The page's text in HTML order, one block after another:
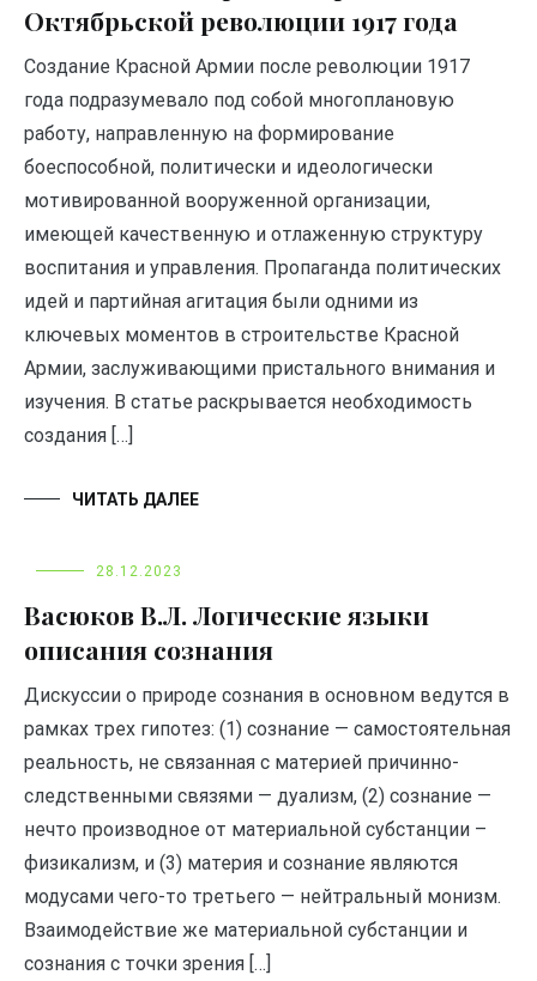
Октябрьской революции 1917 года
Создание Красной Армии после революции 1917
года подразумевало под собой многоплановую
работу, направленную на формирование
боеспособной, политически и идеологически
мотивированной вооруженной организации,
имеющей качественную и отлаженную структуру
воспитания и управления. Пропаганда политических
идей и партийная агитация были одними из
ключевых моментов в строительстве Красной
Армии, заслуживающими пристального внимания и
изучения. В статье раскрывается необходимость
создания […]
ЧИТАТЬ ДАЛЕЕ
28.12.2023
Васюков В.Л. Логические языки
описания сознания
Дискуссии о природе сознания в основном ведутся в
рамках трех гипотез: (1) сознание — самостоятельная
реальность, не связанная с материей причинно-
следственными связями — дуализм, (2) сознание —
нечто производное от материальной субстанции –
физикализм, и (3) материя и сознание являются
модусами чего-то третьего — нейтральный монизм.
Взаимодействие же материальной субстанции и
сознания с точки зрения […]